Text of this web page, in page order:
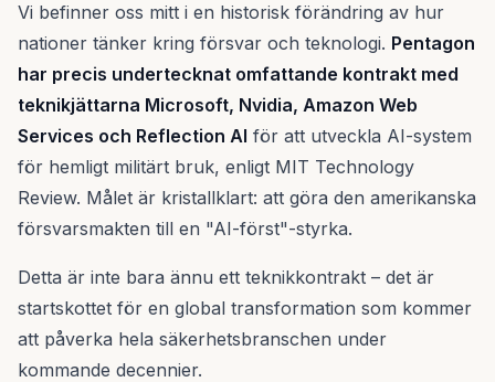
Vi befinner oss mitt i en historisk förändring av hur
nationer tänker kring försvar och teknologi. Pentagon
har precis undertecknat omfattande kontrakt med
teknikjättarna Microsoft, Nvidia, Amazon Web
Services och Reflection AI för att utveckla AI-system
för hemligt militärt bruk, enligt MIT Technology
Review. Målet är kristallklart: att göra den amerikanska
försvarsmakten till en "AI-först"-styrka.
Detta är inte bara ännu ett teknikkontrakt – det är
startskottet för en global transformation som kommer
att påverka hela säkerhetsbranschen under
kommande decennier.